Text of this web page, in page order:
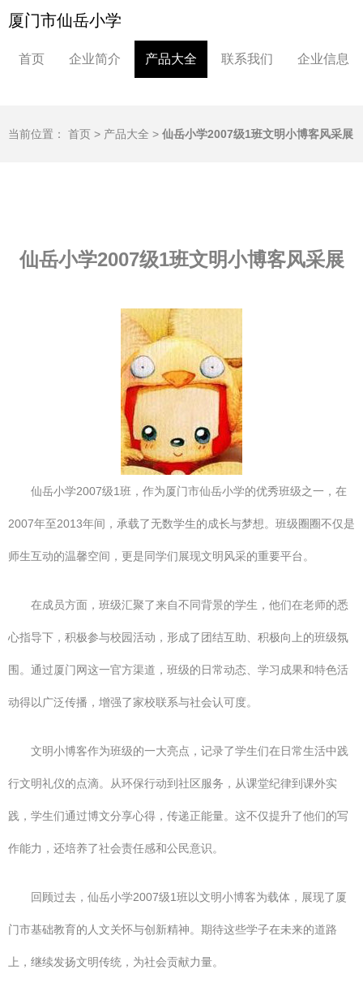
厦门市仙岳小学
首页 企业简介 产品大全 联系我们 企业信息
当前位置： 首页 > 产品大全 > 仙岳小学2007级1班文明小博客风采展
仙岳小学2007级1班文明小博客风采展
仙岳小学2007级1班，作为厦门市仙岳小学的优秀班级之一，在
2007年至2013年间，承载了无数学生的成长与梦想。班级圈圈不仅是
师生互动的温馨空间，更是同学们展现文明风采的重要平台。
在成员方面，班级汇聚了来自不同背景的学生，他们在老师的悉
心指导下，积极参与校园活动，形成了团结互助、积极向上的班级氛
围。通过厦门网这一官方渠道，班级的日常动态、学习成果和特色活
动得以广泛传播，增强了家校联系与社会认可度。
文明小博客作为班级的一大亮点，记录了学生们在日常生活中践
行文明礼仪的点滴。从环保行动到社区服务，从课堂纪律到课外实
践，学生们通过博文分享心得，传递正能量。这不仅提升了他们的写
作能力，还培养了社会责任感和公民意识。
回顾过去，仙岳小学2007级1班以文明小博客为载体，展现了厦
门市基础教育的人文关怀与创新精神。期待这些学子在未来的道路
上，继续发扬文明传统，为社会贡献力量。